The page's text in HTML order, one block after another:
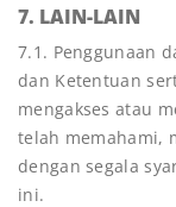
7. LAIN-LAIN
7.1. Penggunaan
dan Ketentuan
mengakses atau
telah memahami,
dengan segala
ini.